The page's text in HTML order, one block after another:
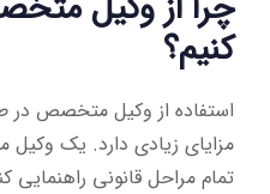
کنیم؟
استفاده از وکیل متخصص در
مزایای زیادی دارد. یک
تمام مراحل قانونی راهنمایی